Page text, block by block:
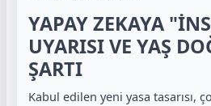
YAPAY ZEKAYA
UYARISI VE YAŞ
ŞARTI
Kabul edilen yeni yasa tasarısı,